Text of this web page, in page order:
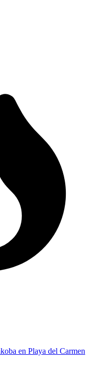
en Playa del Carmen